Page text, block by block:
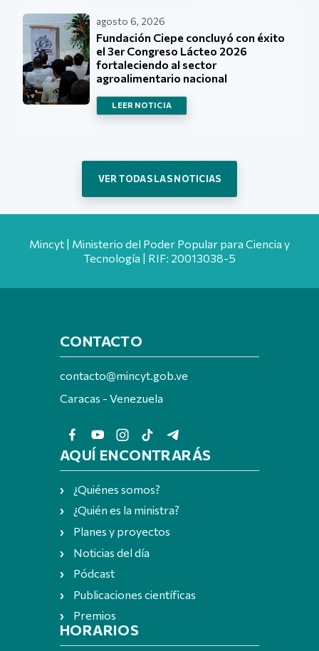
agosto 6, 2026
Fundación Ciepe concluyó con éxito
el 3er Congreso Lácteo 2026
fortaleciendo al sector
agroalimentario nacional
LEER NOTICIA
VER TODAS LAS NOTICIAS
Mincyt | Ministerio del Poder Popular para Ciencia y
Tecnología | RIF: 20013038-5
CONTACTO
contacto@mincyt.gob.ve
Caracas - Venezuela
AQUÍ ENCONTRARÁS
¿Quiénes somos?
¿Quién es la ministra?
Planes y proyectos
Noticias del día
Pódcast
Publicaciones científicas
Premios
HORARIOS